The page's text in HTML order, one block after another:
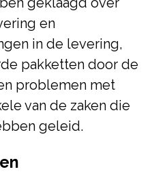
en
in de levering,
pakketten door de
problemen met
van de zaken die
geleid.